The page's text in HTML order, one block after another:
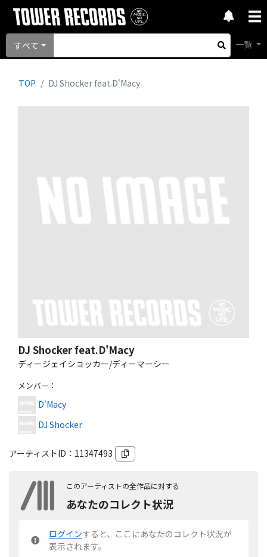
すべて 一覧
TOP DJ Shocker feat.D'Macy
DJ Shocker feat.D'Macy
ディージェイショッカー/ディーマーシー
メンバー ：
D'Macy
DJ Shocker
アーティストID： 11347493
このアーティストの全作品に対する
あなたのコレクト状況
ログインすると、ここにあなたのコレクト状況が
表示されます。